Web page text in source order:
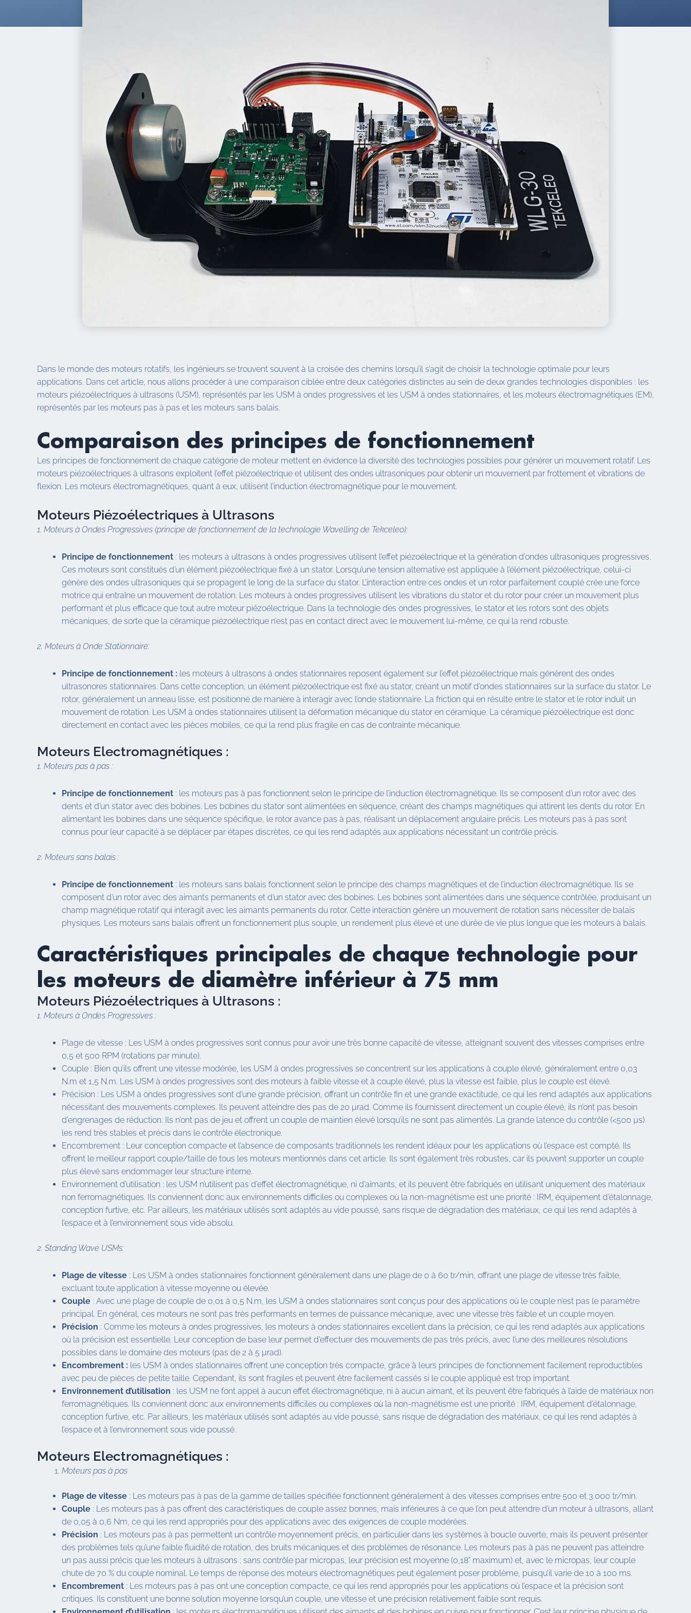
Dans le monde des moteurs rotatifs, les ingénieurs se trouvent souvent à la croisée des chemins lorsqu’il s’agit de choisir la technologie optimale pour leurs
applications. Dans cet article, nous allons procéder à une comparaison ciblée entre deux catégories distinctes au sein de deux grandes technologies disponibles : les
moteurs piézoélectriques à ultrasons (USM), représentés par les USM à ondes progressives et les USM à ondes stationnaires, et les moteurs électromagnétiques (EM),
représentés par les moteurs pas à pas et les moteurs sans balais.
Comparaison des principes de fonctionnement
Les principes de fonctionnement de chaque catégorie de moteur mettent en évidence la diversité des technologies possibles pour générer un mouvement rotatif. Les
moteurs piézoélectriques à ultrasons exploitent l’effet piézoélectrique et utilisent des ondes ultrasoniques pour obtenir un mouvement par frottement et vibrations de
flexion. Les moteurs électromagnétiques, quant à eux, utilisent l’induction électromagnétique pour le mouvement.
Moteurs Piézoélectriques à Ultrasons
1. Moteurs à Ondes Progressives (principe de fonctionnement de la technologie Wavelling de Tekceleo):
Principe de fonctionnement : les moteurs à ultrasons à ondes progressives utilisent l’effet piézoélectrique et la génération d’ondes ultrasoniques progressives.
Ces moteurs sont constitués d’un élément piézoélectrique fixé à un stator. Lorsqu’une tension alternative est appliquée à l’élément piézoélectrique, celui-ci
génère des ondes ultrasoniques qui se propagent le long de la surface du stator. L’interaction entre ces ondes et un rotor parfaitement couplé crée une force
motrice qui entraîne un mouvement de rotation. Les moteurs à ondes progressives utilisent les vibrations du stator et du rotor pour créer un mouvement plus
performant et plus efficace que tout autre moteur piézoélectrique. Dans la technologie des ondes progressives, le stator et les rotors sont des objets
mécaniques, de sorte que la céramique piézoélectrique n’est pas en contact direct avec le mouvement lui-même, ce qui la rend robuste.
2. Moteurs à Onde Stationnaire:
Principe de fonctionnement : les moteurs à ultrasons à ondes stationnaires reposent également sur l’effet piézoélectrique mais génèrent des ondes
ultrasonores stationnaires. Dans cette conception, un élément piézoélectrique est fixé au stator, créant un motif d’ondes stationnaires sur la surface du stator. Le
rotor, généralement un anneau lisse, est positionné de manière à interagir avec l’onde stationnaire. La friction qui en résulte entre le stator et le rotor induit un
mouvement de rotation. Les USM à ondes stationnaires utilisent la déformation mécanique du stator en céramique. La céramique piézoélectrique est donc
directement en contact avec les pièces mobiles, ce qui la rend plus fragile en cas de contrainte mécanique.
Moteurs Electromagnétiques :
1. Moteurs pas à pas :
Principe de fonctionnement : les moteurs pas à pas fonctionnent selon le principe de l’induction électromagnétique. Ils se composent d’un rotor avec des
dents et d’un stator avec des bobines. Les bobines du stator sont alimentées en séquence, créant des champs magnétiques qui attirent les dents du rotor. En
alimentant les bobines dans une séquence spécifique, le rotor avance pas à pas, réalisant un déplacement angulaire précis. Les moteurs pas à pas sont
connus pour leur capacité à se déplacer par étapes discrètes, ce qui les rend adaptés aux applications nécessitant un contrôle précis.
2. Moteurs sans balais :
Principe de fonctionnement : les moteurs sans balais fonctionnent selon le principe des champs magnétiques et de l’induction électromagnétique. Ils se
composent d’un rotor avec des aimants permanents et d’un stator avec des bobines. Les bobines sont alimentées dans une séquence contrôlée, produisant un
champ magnétique rotatif qui interagit avec les aimants permanents du rotor. Cette interaction génère un mouvement de rotation sans nécessiter de balais
physiques. Les moteurs sans balais offrent un fonctionnement plus souple, un rendement plus élevé et une durée de vie plus longue que les moteurs à balais.
Caractéristiques principales de chaque technologie pour
les moteurs de diamètre inférieur à 75 mm
Moteurs Piézoélectriques à Ultrasons :
1. Moteurs à Ondes Progressives :
Plage de vitesse : Les USM à ondes progressives sont connus pour avoir une très bonne capacité de vitesse, atteignant souvent des vitesses comprises entre
0,5 et 500 RPM (rotations par minute).
Couple : Bien qu’ils offrent une vitesse modérée, les USM à ondes progressives se concentrent sur les applications à couple élevé, généralement entre 0,03
N.m et 1,5 N.m. Les USM à ondes progressives sont des moteurs à faible vitesse et à couple élevé, plus la vitesse est faible, plus le couple est élevé.
Précision : Les USM à ondes progressives sont d’une grande précision, offrant un contrôle fin et une grande exactitude, ce qui les rend adaptés aux applications
nécessitant des mouvements complexes. Ils peuvent atteindre des pas de 20 µrad. Comme ils fournissent directement un couple élevé, ils n’ont pas besoin
d’engrenages de réduction. Ils n’ont pas de jeu et offrent un couple de maintien élevé lorsqu’ils ne sont pas alimentés. La grande latence du contrôle (<500 µs)
les rend très stables et précis dans le contrôle électronique.
Encombrement : Leur conception compacte et l’absence de composants traditionnels les rendent idéaux pour les applications où l’espace est compté. Ils
offrent le meilleur rapport couple/taille de tous les moteurs mentionnés dans cet article. Ils sont également très robustes, car ils peuvent supporter un couple
plus élevé sans endommager leur structure interne.
Environnement d’utilisation : les USM n’utilisent pas d’effet électromagnétique, ni d’aimants, et ils peuvent être fabriqués en utilisant uniquement des matériaux
non ferromagnétiques. Ils conviennent donc aux environnements difficiles ou complexes où la non-magnétisme est une priorité : IRM, équipement d’étalonnage,
conception furtive, etc. Par ailleurs, les matériaux utilisés sont adaptés au vide poussé, sans risque de dégradation des matériaux, ce qui les rend adaptés à
l’espace et à l’environnement sous vide absolu.
2. Standing Wave USMs:
Plage de vitesse : Les USM à ondes stationnaires fonctionnent généralement dans une plage de 0 à 60 tr/min, offrant une plage de vitesse très faible,
excluant toute application à vitesse moyenne ou élevée.
Couple : Avec une plage de couple de 0,01 à 0,5 N.m, les USM à ondes stationnaires sont conçus pour des applications où le couple n’est pas le paramètre
principal. En général, ces moteurs ne sont pas très performants en termes de puissance mécanique, avec une vitesse très faible et un couple moyen.
Précision : Comme les moteurs à ondes progressives, les moteurs à ondes stationnaires excellent dans la précision, ce qui les rend adaptés aux applications
où la précision est essentielle. Leur conception de base leur permet d’effectuer des mouvements de pas très précis, avec l’une des meilleures résolutions
possibles dans le domaine des moteurs (pas de 2 à 5 µrad).
Encombrement : les USM à ondes stationnaires offrent une conception très compacte, grâce à leurs principes de fonctionnement facilement reproductibles
avec peu de pièces de petite taille. Cependant, ils sont fragiles et peuvent être facilement cassés si le couple appliqué est trop important.
Environnement d’utilisation : les USM ne font appel à aucun effet électromagnétique, ni à aucun aimant, et ils peuvent être fabriqués à l’aide de matériaux non
ferromagnétiques. Ils conviennent donc aux environnements difficiles ou complexes où la non-magnétisme est une priorité : IRM, équipement d’étalonnage,
conception furtive, etc. Par ailleurs, les matériaux utilisés sont adaptés au vide poussé, sans risque de dégradation des matériaux, ce qui les rend adaptés à
l’espace et à l’environnement sous vide poussé.
Moteurs Electromagnétiques :
Moteurs pas à pas
Plage de vitesse : Les moteurs pas à pas de la gamme de tailles spécifiée fonctionnent généralement à des vitesses comprises entre 500 et 3 000 tr/min.
Couple : Les moteurs pas à pas offrent des caractéristiques de couple assez bonnes, mais inférieures à ce que l’on peut attendre d’un moteur à ultrasons, allant
de 0,05 à 0,6 Nm, ce qui les rend appropriés pour des applications avec des exigences de couple modérées.
Précision : Les moteurs pas à pas permettent un contrôle moyennement précis, en particulier dans les systèmes à boucle ouverte, mais ils peuvent présenter
des problèmes tels qu’une faible fluidité de rotation, des bruits mécaniques et des problèmes de résonance. Les moteurs pas à pas ne peuvent pas atteindre
un pas aussi précis que les moteurs à ultrasons ; sans contrôle par micropas, leur précision est moyenne (0,18° maximum) et, avec le micropas, leur couple
chute de 70 % du couple nominal. Le temps de réponse des moteurs électromagnétiques peut également poser problème, puisqu’il varie de 10 à 100 ms.
Encombrement : Les moteurs pas à pas ont une conception compacte, ce qui les rend appropriés pour les applications où l’espace et la précision sont
critiques. Ils constituent une bonne solution moyenne lorsqu’un couple, une vitesse et une précision relativement faible sont requis.